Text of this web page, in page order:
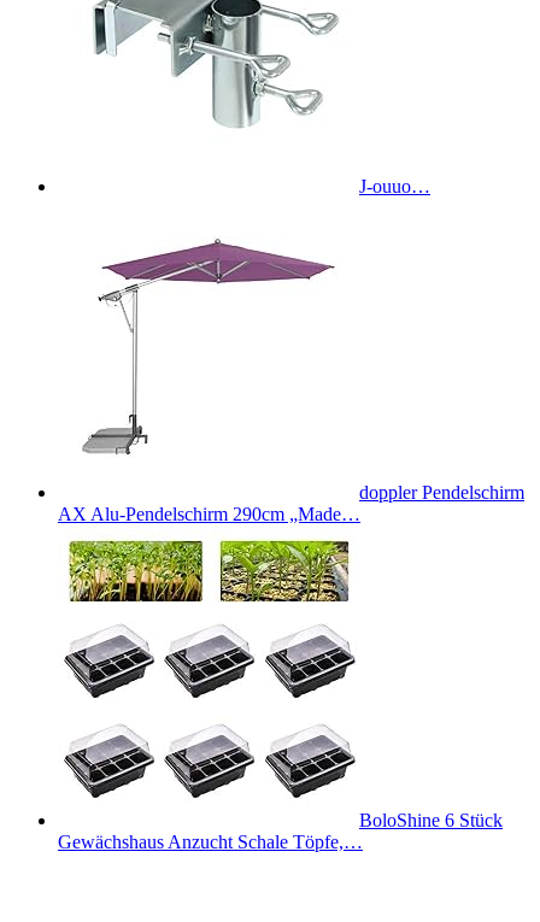
J-ouuo…
doppler Pendelschirm
AX Alu-Pendelschirm 290cm „Made…
BoloShine 6 Stück
Gewächshaus Anzucht Schale Töpfe,…